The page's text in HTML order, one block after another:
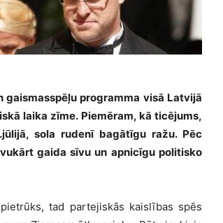
programma visā Latvijā
laika zīme. Piemēram, kā ticējums,
sola rudenī bagātīgu ražu. Pēc
gaida sīvu un apnicīgu politisko
tad partejiskās kaislības spēs